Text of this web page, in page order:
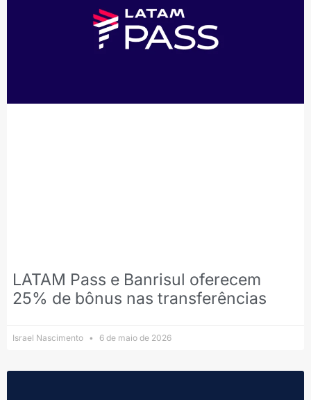
LATAM Pass e Banrisul oferecem
25% de bônus nas transferências
Israel Nascimento 6 de maio de 2026